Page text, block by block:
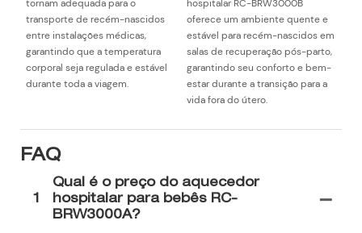
tornam adequada para o
transporte de recém-nascidos
entre instalações médicas,
garantindo que a temperatura
corporal seja regulada e estável
durante toda a viagem.
hospitalar RC-BRW3000B
oferece um ambiente quente e
estável para recém-nascidos em
salas de recuperação pós-parto,
garantindo seu conforto e bem-
estar durante a transição para a
vida fora do útero.
FAQ
1
Qual é o preço do aquecedor
hospitalar para bebês RC-
BRW3000A?